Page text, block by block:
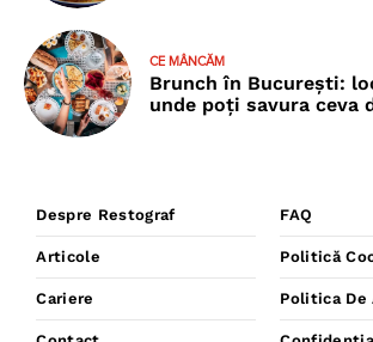
CE MÂNCĂM
Brunch în București:
unde poţi savura ceva
Despre Restograf
Articole
Cariere
FAQ
Politică
Politica De